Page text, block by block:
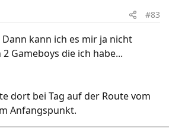
#83
kann ich es mir ja nicht
Gameboys die ich habe...
dort bei Tag auf der Route vom
Anfangspunkt.